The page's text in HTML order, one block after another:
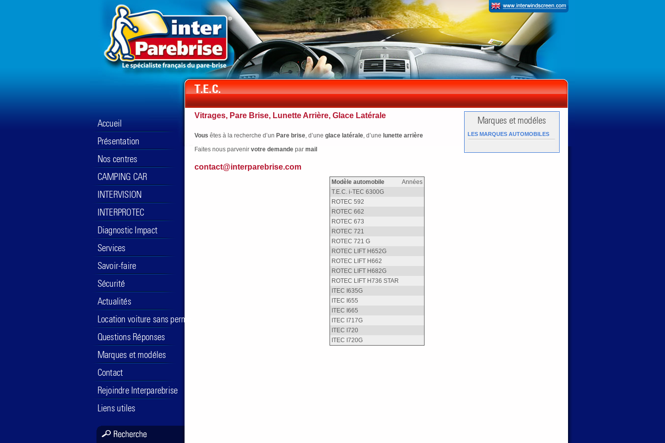
LES MARQUES AUTOMOBILES
Vitrages, Pare Brise, Lunette Arrière, Glace Latérale
Vous êtes à la recherche d’un Pare brise, d’une glace latérale, d’une lunette arrière
Faites nous parvenir votre demande par mail
contact@interparebrise.com
Modèle automobile
Années
T.E.C. i-TEC 6300G
ROTEC 592
ROTEC 662
ROTEC 673
ROTEC 721
ROTEC 721 G
ROTEC LIFT H652G
ROTEC LIFT H662
ROTEC LIFT H682G
ROTEC LIFT H736 STAR
ITEC I635G
ITEC I655
ITEC I665
ITEC I717G
ITEC I720
ITEC I720G